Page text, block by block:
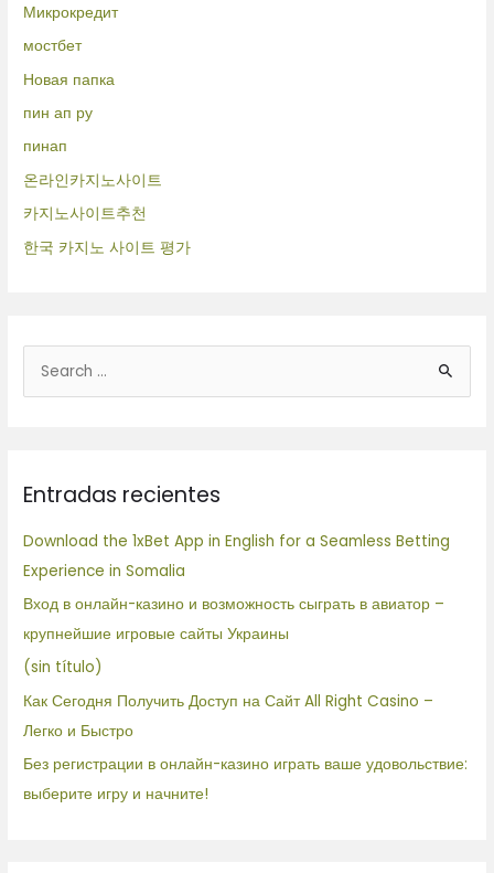
Микрокредит
мостбет
Новая папка
пин ап ру
пинап
온라인카지노사이트
카지노사이트추천
한국 카지노 사이트 평가
u
a
p
o
r
:
Entradas recientes
Download the 1xBet App in English for a Seamless Betting
Experience in Somalia
Вход в онлайн-казино и возможность сыграть в авиатор –
крупнейшие игровые сайты Украины
(sin título)
Как Сегодня Получить Доступ на Сайт All Right Casino –
Легко и Быстро
Без регистрации в онлайн-казино играть ваше удовольствие:
выберите игру и начните!